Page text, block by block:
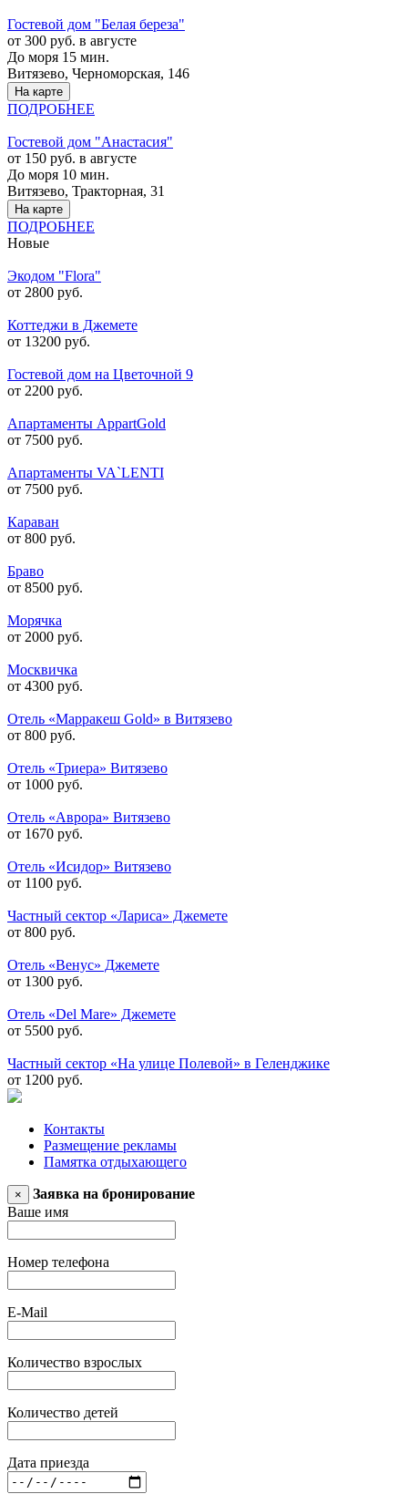
Гостевой дом "Белая береза"
от 300 руб. в августе
До моря 15 мин.
Витязево, Черноморская, 146
На карте
ПОДРОБНЕЕ
Гостевой дом "Анастасия"
от 150 руб. в августе
До моря 10 мин.
Витязево, Тракторная, 31
На карте
ПОДРОБНЕЕ
Новые
Экодом "Flora"
от 2800 руб.
Коттеджи в Джемете
от 13200 руб.
Гостевой дом на Цветочной 9
от 2200 руб.
Апартаменты AppartGold
от 7500 руб.
Апартаменты VA`LENTI
от 7500 руб.
Караван
от 800 руб.
Браво
от 8500 руб.
Морячка
от 2000 руб.
Москвичка
от 4300 руб.
Отель «Марракеш Gold» в Витязево
от 800 руб.
Отель «Триера» Витязево
от 1000 руб.
Отель «Аврора» Витязево
от 1670 руб.
Отель «Исидор» Витязево
от 1100 руб.
Частный сектор «Лариса» Джемете
от 800 руб.
Отель «Венус» Джемете
от 1300 руб.
Отель «Del Mare» Джемете
от 5500 руб.
Частный сектор «На улице Полевой» в Геленджике
от 1200 руб.
Контакты
Размещение рекламы
Памятка отдыхающего
×
Заявка на бронирование
Ваше имя
Номер телефона
E-Mail
Количество взрослых
Количество детей
Дата приезда